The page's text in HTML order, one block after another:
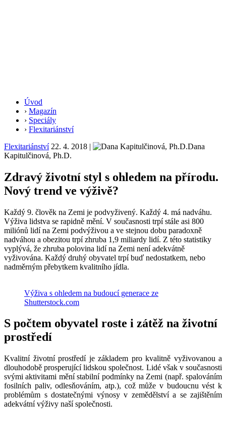
Úvod
› Magazín
› Speciály
› Flexitariánství
Flexitariánství22. 4. 2018 |
Dana
Kapitulčinová, Ph.D.
Zdravý životní styl s ohledem na přírodu.
Nový trend ve výživě?
Každý 9. člověk na Zemi je podvyživený. Každý 4. má nadváhu.
Výživa lidstva se rapidně mění. V současnosti trpí stále asi 800
miliónů lidí na Zemi podvýživou a ve stejnou dobu paradoxně
nadváhou a obezitou trpí zhruba 1,9 miliardy lidí. Z této statistiky
vyplývá, že zhruba polovina lidí na Zemi není adekvátně
vyživována. Každý druhý obyvatel trpí buď nedostatkem, nebo
nadměrným přebytkem kvalitního jídla.
Výživa s ohledem na budoucí generace ze
Shutterstock.com
S počtem obyvatel roste i zátěž na životní
prostředí
Kvalitní životní prostředí je základem pro kvalitně vyživovanou a
dlouhodobě prosperující lidskou společnost. Lidé však v současnosti
svými aktivitami mění stabilní podmínky na Zemi (např. spalováním
fosilních paliv, odlesňováním, atp.), což může v budoucnu vést k
problémům s dostatečnými výnosy v zemědělství a se zajištěním
adekvátní výživy naší společnosti.